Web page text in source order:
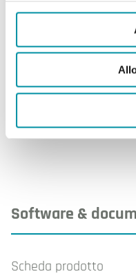
Software &
Scheda prodotto